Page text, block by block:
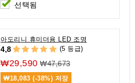
선택됨
아도리니 휴미더용 LED 조명
4,8 (5 등급)
₩29,590 ₩47,673
₩18,083 (-38%) 저장